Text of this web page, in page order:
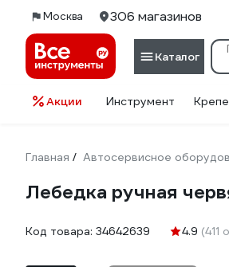
Москва 306 магазинов
Каталог
Акции Инструмент
Главная / Автосервисное
Лебедка ручная
Код товара: 34642639 4.9 (411